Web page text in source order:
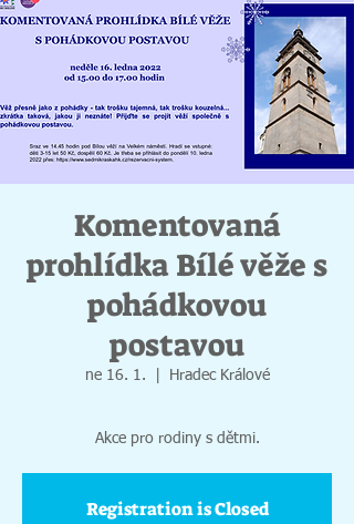
Komentovaná
prohlídka Bílé věže s
pohádkovou
postavou
ne 16. 1. Hradec Králové
Registration is Closed